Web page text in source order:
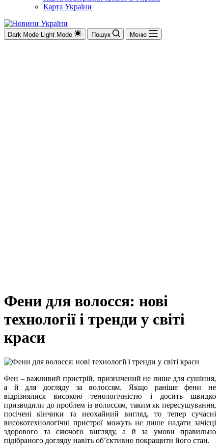
Карта України
Dark Mode Light Mode Пошук Меню
Фени для волосся: нові
технології і тренди у світі
краси
Фен – важливий пристрій, призначений не лише для сушіння,
а й для догляду за волоссям. Якщо раніше фени не
відрізнялися високою тенологічністю і досить швидко
призводили до проблем із волоссям, таким як пересушування,
посічені кінчики та неохайний вигляд, то тепер сучасні
високотехнологічні пристрої можуть не лише надати зачісці
здорового та сяючого вигляду, а й за умови правильно
підібраного догляду навіть об’єктивно покращити його стан.